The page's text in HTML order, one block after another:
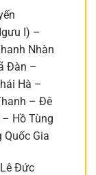
I) –
Nhàn
Đàn –
Hà –
– Đê
Hồ Tùng
Gia
Đức